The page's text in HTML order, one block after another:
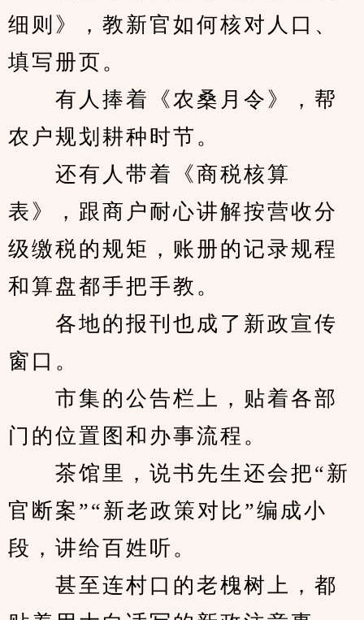
细则》，教新官如何核对人口、
填写册页。
有人捧着《农桑月令》，帮
农户规划耕种时节。
还有人带着《商税核算
表》，跟商户耐心讲解按营收分
级缴税的规矩，账册的记录规程
和算盘都手把手教。
各地的报刊也成了新政宣传
窗口。
市集的公告栏上，贴着各部
门的位置图和办事流程。
茶馆里，说书先生还会把“新
官断案”“新老政策对比”编成小
段，讲给百姓听。
甚至连村口的老槐树上，都